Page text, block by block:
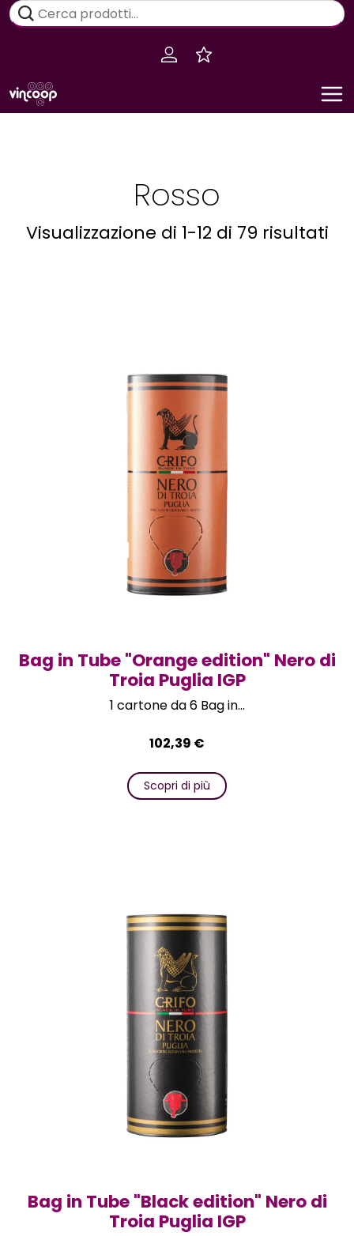
Salta
Cerca:
Rosso
Visualizzazione di 1-12 di 79 risultati
Bag in Tube "Orange edition" Nero di
Troia Puglia IGP
1 cartone da 6 Bag in...
102,39 €
Scopri di più
Bag in Tube "Black edition" Nero di
Troia Puglia IGP